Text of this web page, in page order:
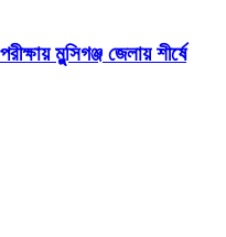
মুন্সিগঞ্জ জেলায় শীর্ষে